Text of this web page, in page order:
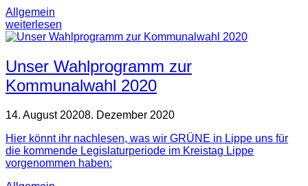
Allgemein
weiterlesen
Unser Wahlprogramm zur
Kommunalwahl 2020
14. August 20208. Dezember 2020
Hier könnt ihr nachlesen, was wir GRÜNE in Lippe uns für
die kommende Legislaturperiode im Kreistag Lippe
vorgenommen haben: